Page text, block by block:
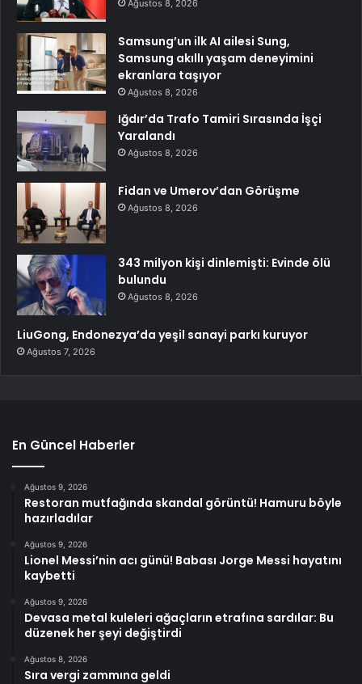
Ağustos 8, 2026
Samsung’un ilk AI ailesi Sung,
Samsung akıllı yaşam deneyimini
ekranlara taşıyor
Ağustos 8, 2026
Iğdır’da Trafo Tamiri Sırasında İşçi
Yaralandı
Ağustos 8, 2026
Fidan ve Umerov’dan Görüşme
Ağustos 8, 2026
343 milyon kişi dinlemişti: Evinde ölü
bulundu
Ağustos 8, 2026
LiuGong, Endonezya’da yeşil sanayi parkı kuruyor
Ağustos 7, 2026
En Güncel Haberler
Ağustos 9, 2026
Restoran mutfağında skandal görüntü! Hamuru böyle
hazırladılar
Ağustos 9, 2026
Lionel Messi’nin acı günü! Babası Jorge Messi hayatını
kaybetti
Ağustos 9, 2026
Devasa metal kuleleri ağaçların etrafına sardılar: Bu
düzenek her şeyi değiştirdi
Ağustos 8, 2026
Sıra vergi zammına geldi